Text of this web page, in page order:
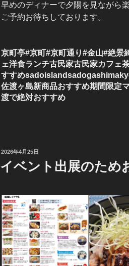
早めのディナーで夕陽を見ながら
ご予約お待ちしております。
京町亭#京町#京町通り#金山#絶景
ェ洋食ランチ古民家古民家カフェ
すすめ
佐渡ヶ島新商品おすすめ期間限定
渡で絶対おすすめ
投
日:
2026年4月25日
イベント出展のため